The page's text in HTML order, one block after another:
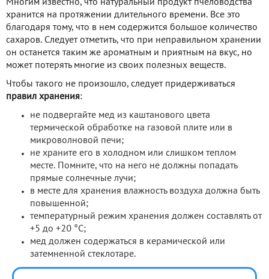
Многим известно, что натуральный продукт пчеловодства
хранится на протяжении длительного времени. Все это
благодаря тому, что в нем содержится большое количество
сахаров. Следует отметить, что при неправильном хранении
он останется таким же ароматным и приятным на вкус, но
может потерять многие из своих полезных веществ.
Чтобы такого не произошло, следует придерживаться
правил хранения:
не подвергайте мед из каштанового цвета
термической обработке на газовой плите или в
микроволновой печи;
не храните его в холодном или слишком теплом
месте. Помните, что на него не должны попадать
прямые солнечные лучи;
в месте для хранения влажность воздуха должна быть
повышенной;
температурный режим хранения должен составлять от
+5 до +20 °С;
мед должен содержаться в керамической или
затемненной стеклотаре.